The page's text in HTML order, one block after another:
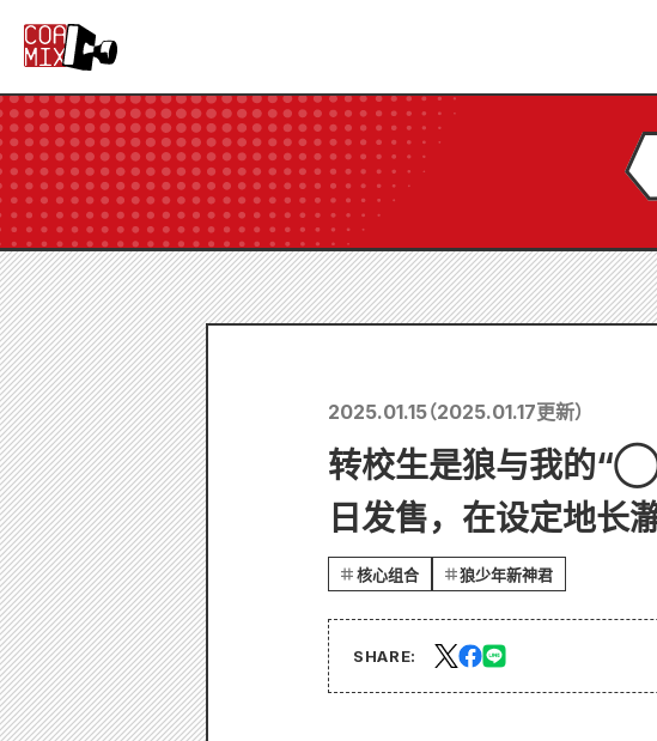
2025.01.15（2025.01.17更新）
转校生是狼与我的
日发售，在设定地长
核心组合 狼少年新神君
SHARE: